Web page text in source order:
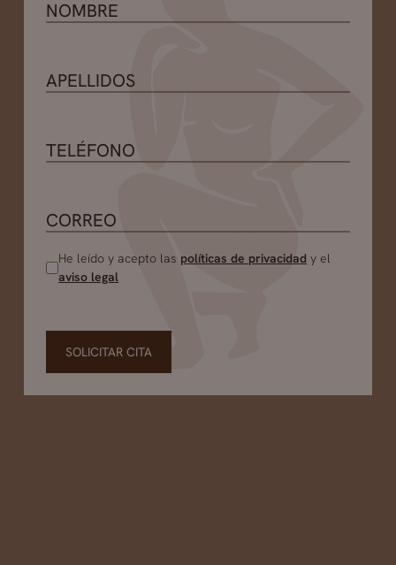
He leído y acepto las políticas de privacidad y el
aviso legal
SOLICITAR CITA